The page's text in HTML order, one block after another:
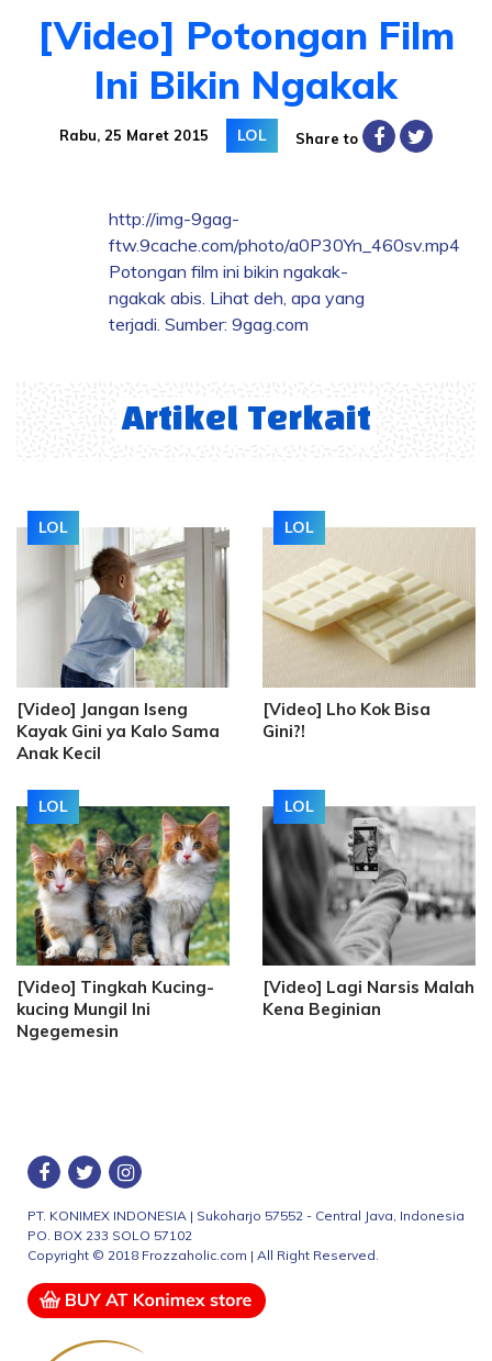
[Video] Potongan Film
Ini Bikin Ngakak
Rabu, 25 Maret 2015 LOL Share to
http://img-9gag-
ftw.9cache.com/photo/a0P30Yn_460sv.mp4
Potongan film ini bikin ngakak-
ngakak abis. Lihat deh, apa yang
terjadi. Sumber: 9gag.com
Artikel Terkait
LOL
[Video] Jangan Iseng
Kayak Gini ya Kalo Sama
Anak Kecil
LOL
[Video] Lho Kok Bisa
Gini?!
LOL
[Video] Tingkah Kucing-
kucing Mungil Ini
Ngegemesin
LOL
[Video] Lagi Narsis Malah
Kena Beginian
PT. KONIMEX INDONESIA | Sukoharjo 57552 - Central Java, Indonesia
PO. BOX 233 SOLO 57102
Copyright © 2018 Frozzaholic.com | All Right Reserved.